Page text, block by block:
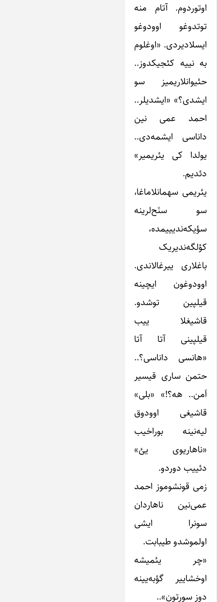
اوتوردوم. آتام منه
توتدوغو اوودوغو
ایسلادیردی. «اوغلوم
به نییه کئجیکدوز..
حئیوانلاریمیز سو
ایشدی؟» «ایشدیلر..
احمد عمی نین
داناسی ایشمه‌دی..
یولدا کی یئریمیر»
دئدیم.
یئریمی سهمانلاماغا،
سو سنَح‌لرینه
سؤیکه‌ندیییمده،
کؤلگه‌ندیریک
باغلاری ییرغالاندی.
اوودوغون ایچینه
قیلپین توشدو.
قاشیغلا ییب
قیلپینی آتا آتا
«هانسی داناسی؟..
حتمن ساری قیسیر
اَمن.. هه؟!» «بلی»
قاشیغی اوودوق
لیه‌نینه بوراخیب
«ناهاریوی یئ»
دئییب دوردو.
زمی قونشوموز احمد
عمی‌نین ناهاردان
سونرا ایشی
اولموشدو طیبابت.
«چر یئمیشه
اوخشاییر گؤبه‌یینه
دوز سورتون»..